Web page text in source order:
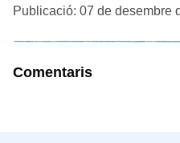
Publicació: 07 de desembre
Comentaris